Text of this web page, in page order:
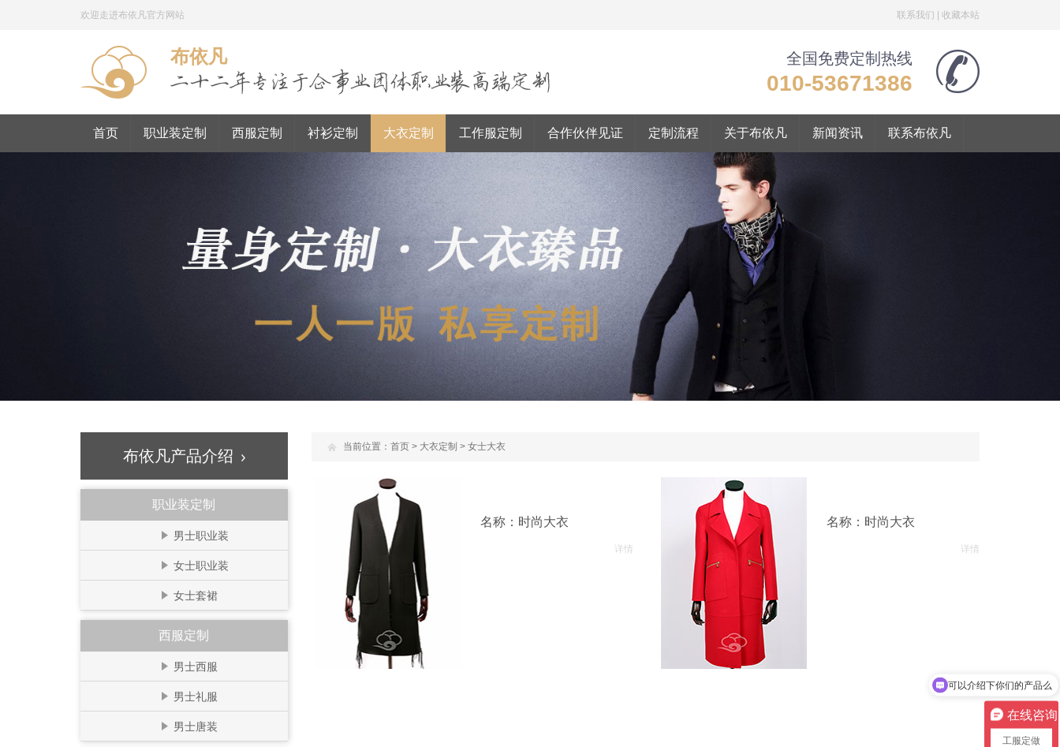
欢迎走进布依凡官方网站 联系我们 收藏本站
布依凡 全国免费定制热线
010-53671386
首页 职业装定制 西服定制 衬衫定制 大衣定制 工作服定制 合作伙伴见证 定制流程 关于布依凡 新闻资讯 联系布依凡
布依凡产品介绍
职业装定制
男士职业装
女士职业装
女士套裙
西服定制
男士西服
男士礼服
男士唐装
当前位置： 首页> 大衣定制 > 女士大衣
名称：时尚大衣
详情
名称：时尚大衣
详情
在线咨询
工服定做
可以介绍下你们的产品么